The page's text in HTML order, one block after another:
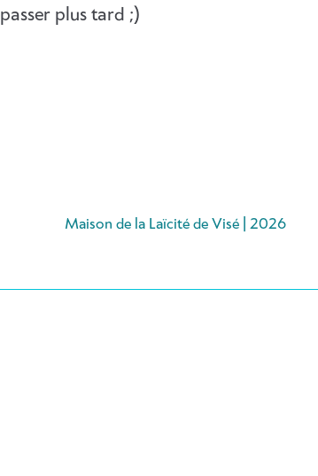
plus tard ;)
Maison de la Laïcité de Visé | 2026